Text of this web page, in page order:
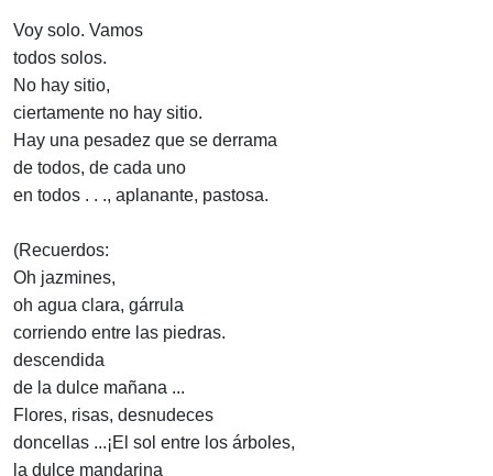
Voy solo. Vamos
todos solos.
No hay sitio,
ciertamente no hay sitio.
Hay una pesadez que se derrama
de todos, de cada uno
en todos . . ., aplanante, pastosa.
(Recuerdos:
Oh jazmines,
oh agua clara, gárrula
corriendo entre las piedras.
descendida
de la dulce mañana ...
Flores, risas, desnudeces
doncellas ...¡El sol entre los árboles,
la dulce mandarina